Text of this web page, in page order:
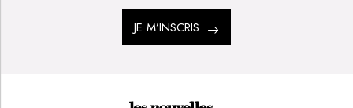
JE M’INSCRIS